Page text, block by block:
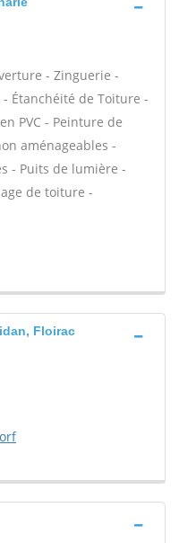
- Zinguerie -
Étanchéité de Toiture -
PVC - Peinture de
aménageables -
- Puits de lumière -
de toiture -
Floirac